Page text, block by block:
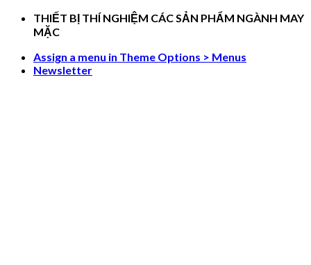
Skip
THIẾT BỊ THÍ NGHIỆM CÁC SẢN PHẨM NGÀNH MAY
MẶC
Assign a menu in Theme Options > Menus
Newsletter